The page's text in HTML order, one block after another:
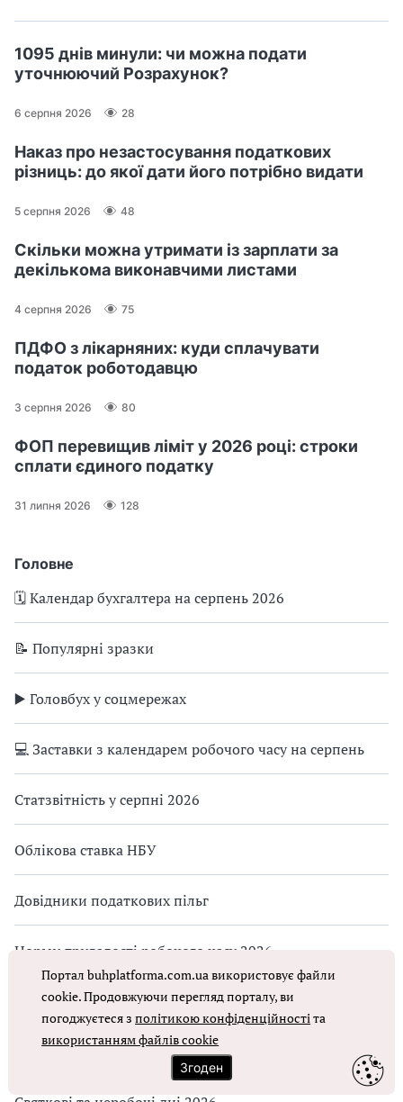
Головне
🗓️ Календар бухгалтера на серпень 2026
📝 Популярні зразки
▶️ Головбух у соцмережах
💻 Заставки з календарем робочого часу на серпень
Статзвітність у серпні 2026
Облікова ставка НБУ
Довідники податкових пільг
Норми тривалості робочого часу 2026
Прожитковий мінімум 2026
Мінімальна зарплата 2026
1095 днів минули: чи можна подати
уточнюючий Розрахунок?
6 серпня 2026 28
Наказ про незастосування податкових
різниць: до якої дати його потрібно видати
5 серпня 2026 48
Скільки можна утримати із зарплати за
декількома виконавчими листами
4 серпня 2026 75
ПДФО з лікарняних: куди сплачувати
податок роботодавцю
3 серпня 2026 80
ФОП перевищив ліміт у 2026 році: строки
сплати єдиного податку
31 липня 2026 128
Портал buhplatforma.com.ua використовує файли
cookie. Продовжуючи перегляд порталу, ви
погоджуєтеся зполітикою конфіденційностіта
використанням файлів cookie
Згоден